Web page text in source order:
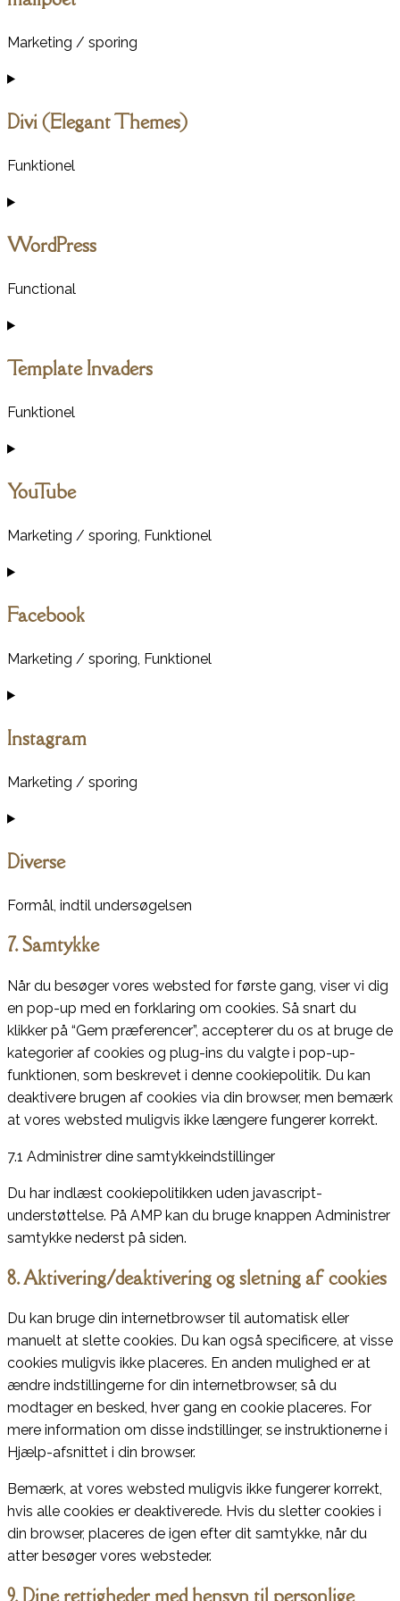
Marketing / sporing
Consent
service
Divi (Elegant Themes)
Funktionel
Consent
service
(elegant-
WordPress
Functional
Consent
service
Template Invaders
Funktionel
Consent
service
invaders
YouTube
Marketing / sporing, Funktionel
Consent
service
Facebook
Marketing / sporing, Funktionel
Consent
service
Instagram
Marketing / sporing
Consent
service
Diverse
Formål, indtil undersøgelsen
Consent
service
diverse
7. Samtykke
Når du besøger vores websted for første gang, viser vi dig
en pop-up med en forklaring om cookies. Så snart du
klikker på “Gem præferencer”, accepterer du os at bruge de
kategorier af cookies og plug-ins du valgte i pop-up-
funktionen, som beskrevet i denne cookiepolitik. Du kan
deaktivere brugen af ​​cookies via din browser, men bemærk
at vores websted muligvis ikke længere fungerer korrekt.
7.1 Administrer dine samtykkeindstillinger
Du har indlæst cookiepolitikken uden javascript-
understøttelse. På AMP kan du bruge knappen Administrer
samtykke nederst på siden.
8. Aktivering/deaktivering og sletning af cookies
Du kan bruge din internetbrowser til automatisk eller
manuelt at slette cookies. Du kan også specificere, at visse
cookies muligvis ikke placeres. En anden mulighed er at
ændre indstillingerne for din internetbrowser, så du
modtager en besked, hver gang en cookie placeres. For
mere information om disse indstillinger, se instruktionerne i
Hjælp-afsnittet i din browser.
Bemærk, at vores websted muligvis ikke fungerer korrekt,
hvis alle cookies er deaktiverede. Hvis du sletter cookies i
din browser, placeres de igen efter dit samtykke, når du
atter besøger vores websteder.
9. Dine rettigheder med hensyn til personlige